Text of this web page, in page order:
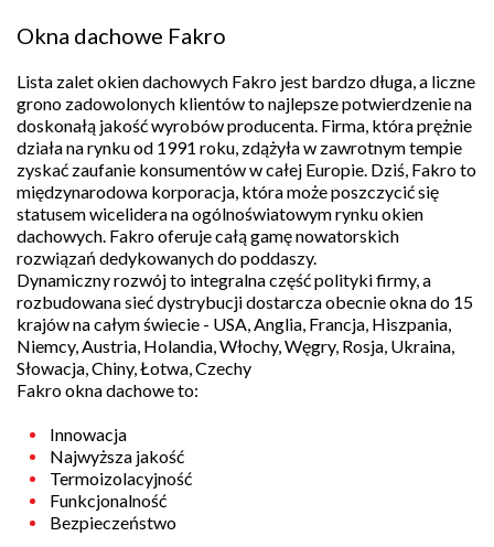
Okna dachowe Fakro
Lista zalet okien dachowych Fakro jest bardzo długa, a liczne
grono zadowolonych klientów to najlepsze potwierdzenie na
doskonałą jakość wyrobów producenta. Firma, która prężnie
działa na rynku od 1991 roku, zdążyła w zawrotnym tempie
zyskać zaufanie konsumentów w całej Europie. Dziś, Fakro to
międzynarodowa korporacja, która może poszczycić się
statusem wicelidera na ogólnoświatowym rynku okien
dachowych. Fakro oferuje całą gamę nowatorskich
rozwiązań dedykowanych do poddaszy.
Dynamiczny rozwój to integralna część polityki firmy, a
rozbudowana sieć dystrybucji dostarcza obecnie okna do 15
krajów na całym świecie - USA, Anglia, Francja, Hiszpania,
Niemcy, Austria, Holandia, Włochy, Węgry, Rosja, Ukraina,
Słowacja, Chiny, Łotwa, Czechy
Fakro okna dachowe to:
Innowacja
Najwyższa jakość
Termoizolacyjność
Funkcjonalność
Bezpieczeństwo